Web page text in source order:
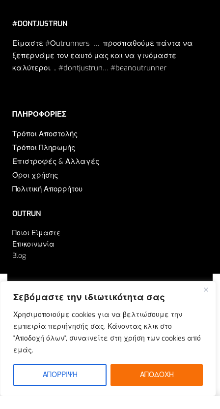
Σεβόμαστε την ιδιωτικότητα σας
Χρησιμοποιούμε cookies για να βελτιώσουμε την
εμπειρία περιήγησής σας. Κάνοντας κλικ στο
"Αποδοχή όλων", συναινείτε στη χρήση των cookies από
εμάς.
ΑΠΟΡΡΙΨΗ ΑΠΟΔΟΧΗ
#DONTJUSTRUN
Είμαστε #Οutrunners … προσπαθούμε πάντα να
ξεπερνάμε τον εαυτό μας και να γινόμαστε
καλύτεροι. .. #dontjustrun… #beanoutrunner
ΠΛΗΡΟΦΟΡΙΕΣ​
Τρόποι Αποστολής
Τρόποι Πληρωμής
Επιστροφές & Αλλαγές
Όροι χρήσης
Πολιτική Απορρήτου
OUTRUN
Ποιοι Είμαστε
Επικοινωνία
Blog
ETOUCH